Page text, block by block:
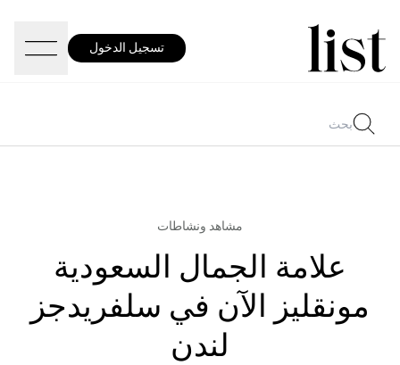
تسجيل الدخول
مشاهد ونشاطات
علامة الجمال السعودية
مونقليز الآن في سلفريدجز
لندن